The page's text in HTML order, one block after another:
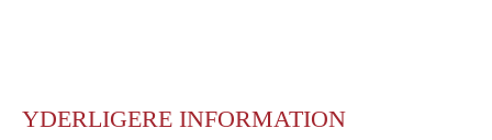
YDERLIGERE INFORMATION